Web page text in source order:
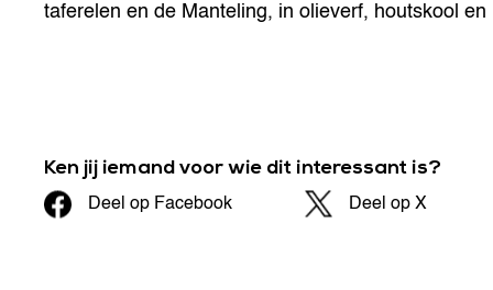
taferelen en de Manteling, in olieverf, houtskool
Ken jij iemand voor wie dit interessant is?
Deel op Facebook Deel op X